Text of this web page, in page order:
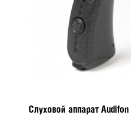
Слуховой аппарат Audifon